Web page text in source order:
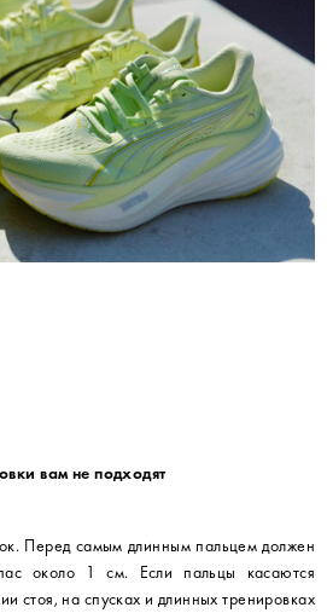
вам не подходят
Перед самым длинным пальцем должен
около 1 см. Если пальцы касаются
стоя, на спусках и длинных тренировках